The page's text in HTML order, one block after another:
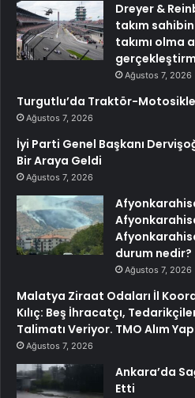
Dreyer &
takım
takımı olma
Ağustos 7, 2026
Turgutlu’da Traktör-
Ağustos 7, 2026
İyi Parti Genel Başkanı
Bir Araya Geldi
Ağustos 7, 2026
durum nedir?
Ağustos 7, 2026
Malatya Ziraat Odaları İl
Kılıç: Beş İhracatçı,
Talimatı Veriyor. TMO Alım
Ağustos 7, 2026
Ankara’da
Etti